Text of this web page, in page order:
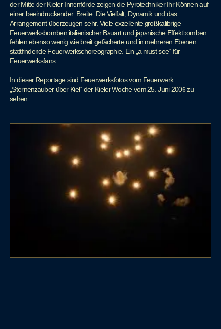
der Mitte der Kieler Innenförde zeigen die Pyrotechniker Ihr Können auf
einer beeindruckenden Breite. Die Vielfalt, Dynamik und das
Arrangement überzeugen sehr. Viele exzellente großkalibrige
Feuerwerksbomben italienischer Bauart und japanische Effektbomben
fehlen ebenso wenig wie breit gefächerte und in mehreren Ebenen
stattfindende Feuerwerkschoreographie. Ein „a must see“ für
Feuerwerksfans.
In dieser Reportage sind Feuerwerksfotos vom Feuerwerk
„Sternenzauber über Kiel“ der Kieler Woche vom 25. Juni 2006 zu
sehen.